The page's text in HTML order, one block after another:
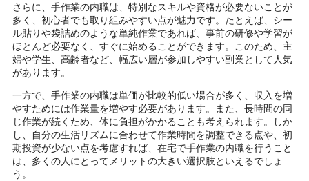
さらに、手作業の内職は、特別なスキルや資格が必要ないことが
多く、初心者でも取り組みやすい点が魅力です。たとえば、シー
ル貼りや袋詰めのような単純作業であれば、事前の研修や学習が
ほとんど必要なく、すぐに始めることができます。このため、主
婦や学生、高齢者など、幅広い層が参加しやすい副業として人気
があります。
一方で、手作業の内職は単価が比較的低い場合が多く、収入を増
やすためには作業量を増やす必要があります。また、長時間の同
じ作業が続くため、体に負担がかかることも考えられます。しか
し、自分の生活リズムに合わせて作業時間を調整できる点や、初
期投資が少ない点を考慮すれば、在宅で手作業の内職を行うこと
は、多くの人にとってメリットの大きい選択肢といえるでしょ
う。